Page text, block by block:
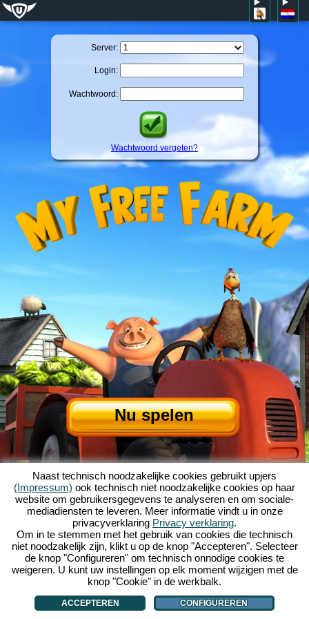
Server:
Login:
Wachtwoord:
Wachtwoord vergeten?
Nu spelen
Over My Free Farm|Het verhaal van dit browserspel|De mogelijkheden
AGV|Impressum|Privacybeleid|Regels| Forum|Support|
My Free Farm 2 App |Google Play|App Store|
Browsergames - Upjers.com| Cookies beheren
Naast technisch noodzakelijke cookies gebruikt upjers
(Impressum) ook technisch niet noodzakelijke cookies op haar
website om gebruikersgegevens te analyseren en om sociale-
mediadiensten te leveren. Meer informatie vindt u in onze
privacyverklaring Privacy verklaring.
Om in te stemmen met het gebruik van cookies die technisch
niet noodzakelijk zijn, klikt u op de knop "Accepteren". Selecteer
de knop "Configureren" om technisch onnodige cookies te
weigeren. U kunt uw instellingen op elk moment wijzigen met de
knop "Cookie" in de werkbalk.
ACCEPTEREN CONFIGUREREN